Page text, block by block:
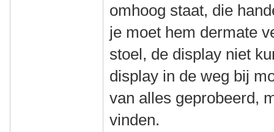
omhoog staat, die
je moet hem dermate
stoel, de display niet
display in de weg bij
van alles geprobeerd,
vinden.